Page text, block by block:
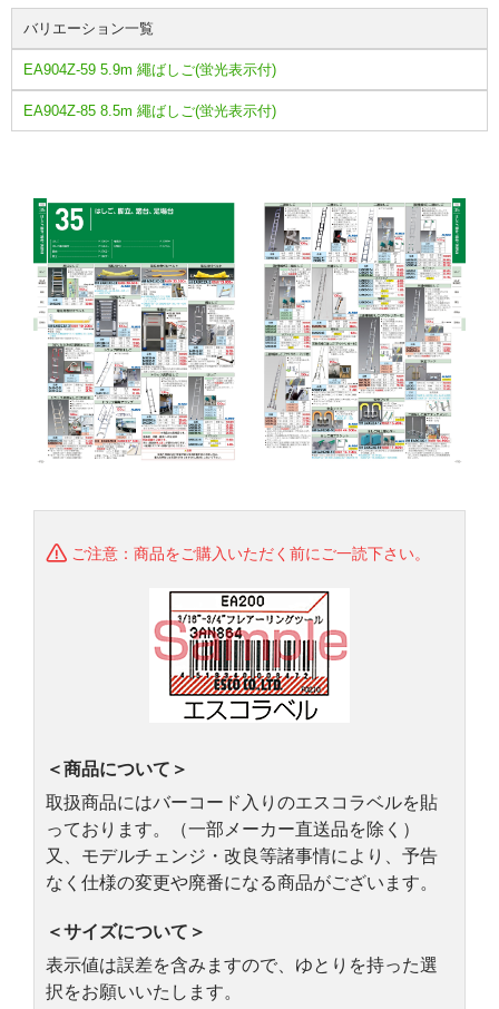
バリエーション一覧
EA904Z-59 5.9m 繩ばしご(蛍光表示付)
EA904Z-85 8.5m 繩ばしご(蛍光表示付)
ご注意：商品をご購入いただく前にご一読下さい。
＜商品について＞
取扱商品にはバーコード入りのエスコラベルを貼
っております。（一部メーカー直送品を除く）
又、モデルチェンジ・改良等諸事情により、予告
なく仕様の変更や廃番になる商品がございます。
＜サイズについて＞
表示値は誤差を含みますので、ゆとりを持った選
択をお願いいたします。